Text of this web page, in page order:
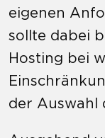
eigenen
sollte dabei
Hosting bei
der Auswahl